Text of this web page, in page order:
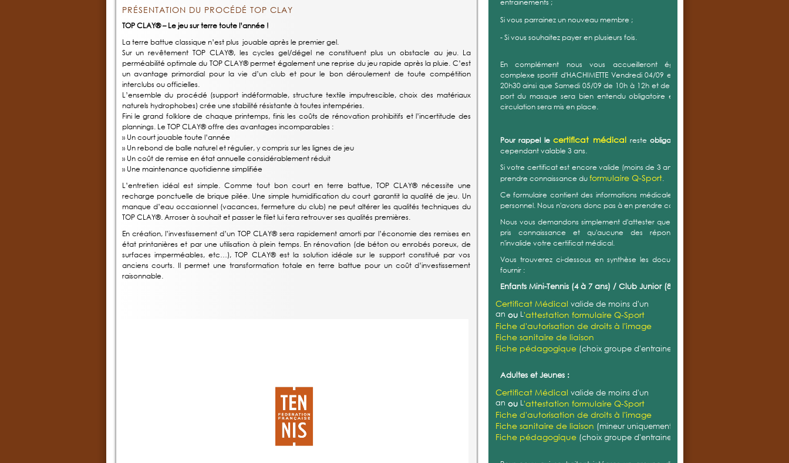
PRÉSENTATION DU PROCÉDÉ TOP CLAY
TOP CLAY® – Le jeu sur terre toute l’année !
La terre battue classique n’est plus jouable après le premier gel.
Sur un revêtement TOP CLAY®, les cycles gel/dégel ne constituent plus un obstacle au jeu. La
perméabilité optimale du TOP CLAY® permet également une reprise du jeu rapide après la pluie. C’est
un avantage primordial pour la vie d’un club et pour le bon déroulement de toute compétition
interclubs ou officielles.
L’ensemble du procédé (support indéformable, structure textile imputrescible, choix des matériaux
naturels hydrophobes) crée une stabilité résistante à toutes intempéries.
Fini le grand folklore de chaque printemps, finis les coûts de rénovation prohibitifs et l’incertitude des
plannings. Le TOP CLAY® offre des avantages incomparables :
» Un court jouable toute l’année
» Un rebond de balle naturel et régulier, y compris sur les lignes de jeu
» Un coût de remise en état annuelle considérablement réduit
» Une maintenance quotidienne simplifiée
L’entretien idéal est simple. Comme tout bon court en terre battue, TOP CLAY® nécessite une
recharge ponctuelle de brique pilée. Une simple humidification du court garantit la qualité de jeu. Un
manque d’eau occasionnel (vacances, fermeture du club) ne peut altérer les qualités techniques du
TOP CLAY®. Arroser à souhait et passer le filet lui fera retrouver ses qualités premières.
En création, l’investissement d’un TOP CLAY® sera rapidement amorti par l’économie des remises en
état printanières et par une utilisation à plein temps. En rénovation (de béton ou enrobés poreux, de
surfaces imperméables, etc…), TOP CLAY® est la solution idéale sur le support constitué par vos
anciens courts. Il permet une transformation totale en terre battue pour un coût d’investissement
raisonnable.
Adultes et Jeunes :
Certificat Médicalvalide de moins d'un
Fiche d'autorisation de droits à l'image
Fiche sanitaire de liaison(mineur uniquement)
Fiche pédagogique(choix groupe d'entrainement)
Pour ceux qui souhaitent intégrer un groupe d'entrainement,
créneaux afin de pouvoir, dans la mesure du possible et selon les
disponibilités de chacun, créer des groupes homogènes.
Vous noterez également que Jean-Christophe CORDIER notre
entraineur diplômé d'état vous propose à nouveau cette année
quelques créneaux d'entrainement individuels si vous souhaitez
prendre des leçons particulières.
Concernant les nouveaux tarifs 2020/2021, ils sont consultables
au lien suivant :
http://www.tc2t.fr/jouer/formules-et-
tarifs/
Ces tarifs prennent en compte directement de la réduction de
30€ réservée aux membres ayant participé au ménage de
printemps mais qui n'a pas pu être organisé la saison
précédente.
Nous restons à votre disposition si vous avez des
questions/remarques.
Pour finir nous vous souhaitons une très belle rentrée !
Sportivement,
Publié le : dimanche 4 mars 2018
Depuis un peu plus d’un an, l’accès aux courts extérieurs de
Hachimette est interdit pour des raisons de sécurité. Ce
problème va enfin être résolu. Dès jeudi, la société Cotennis,
retenue par les villes et le club pour transformer les courts, va
intervenir lors d’une première phase de travaux. Il s’agira dans